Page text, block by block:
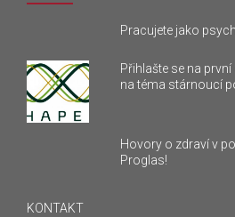
Pracujete jako
Přihlašte se na
na téma stárnoucí
Hovory o zdraví v
Proglas!
KONTAKT